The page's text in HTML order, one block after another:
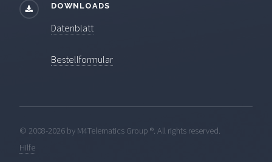
DOWNLOADS
Datenblatt
Bestellformular
© 2008-2026 by M4Telematics Group ®. All rights reserved.
Hilfe